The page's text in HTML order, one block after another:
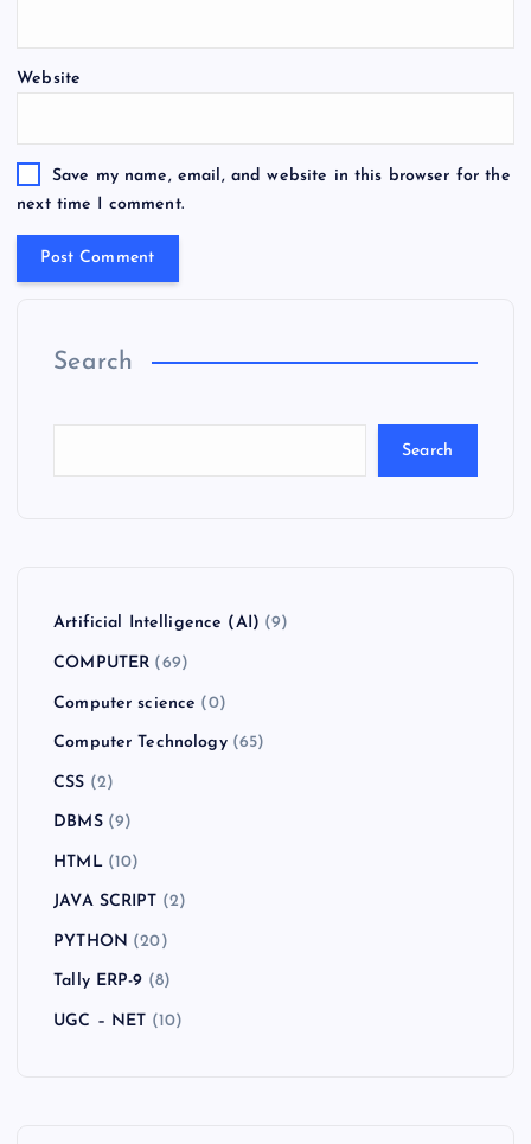
Website
Save my name, email, and website in this browser for the
next time I comment.
Search
Search
Artificial Intelligence (AI) (9)
COMPUTER (69)
Computer science (0)
Computer Technology(65)
CSS (2)
DBMS(9)
HTML(10)
JAVA SCRIPT (2)
PYTHON (20)
Tally ERP-9 (8)
UGC – NET (10)